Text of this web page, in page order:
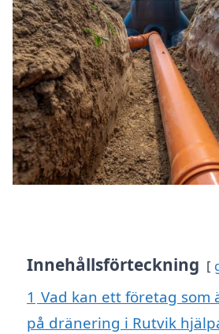
Innehållsförteckning
1 Vad kan ett företag som
på dränering i Rutvik